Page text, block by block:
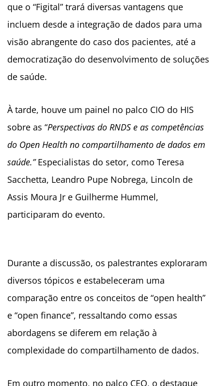
que o “Figital” trará diversas vantagens que
incluem desde a integração de dados para uma
visão abrangente do caso dos pacientes, até a
democratização do desenvolvimento de soluções
de saúde.
À tarde, houve um painel no palco CIO do HIS
sobre as “Perspectivas do RNDS e as competências
do Open Health no compartilhamento de dados em
saúde.”Especialistas do setor, como Teresa
Sacchetta, Leandro Pupe Nobrega, Lincoln de
Assis Moura Jr e Guilherme Hummel,
participaram do evento.
Durante a discussão, os palestrantes exploraram
diversos tópicos e estabeleceram uma
comparação entre os conceitos de “open health”
e “open finance”, ressaltando como essas
abordagens se diferem em relação à
complexidade do compartilhamento de dados.
Em outro momento, no palco CEO, o destaque